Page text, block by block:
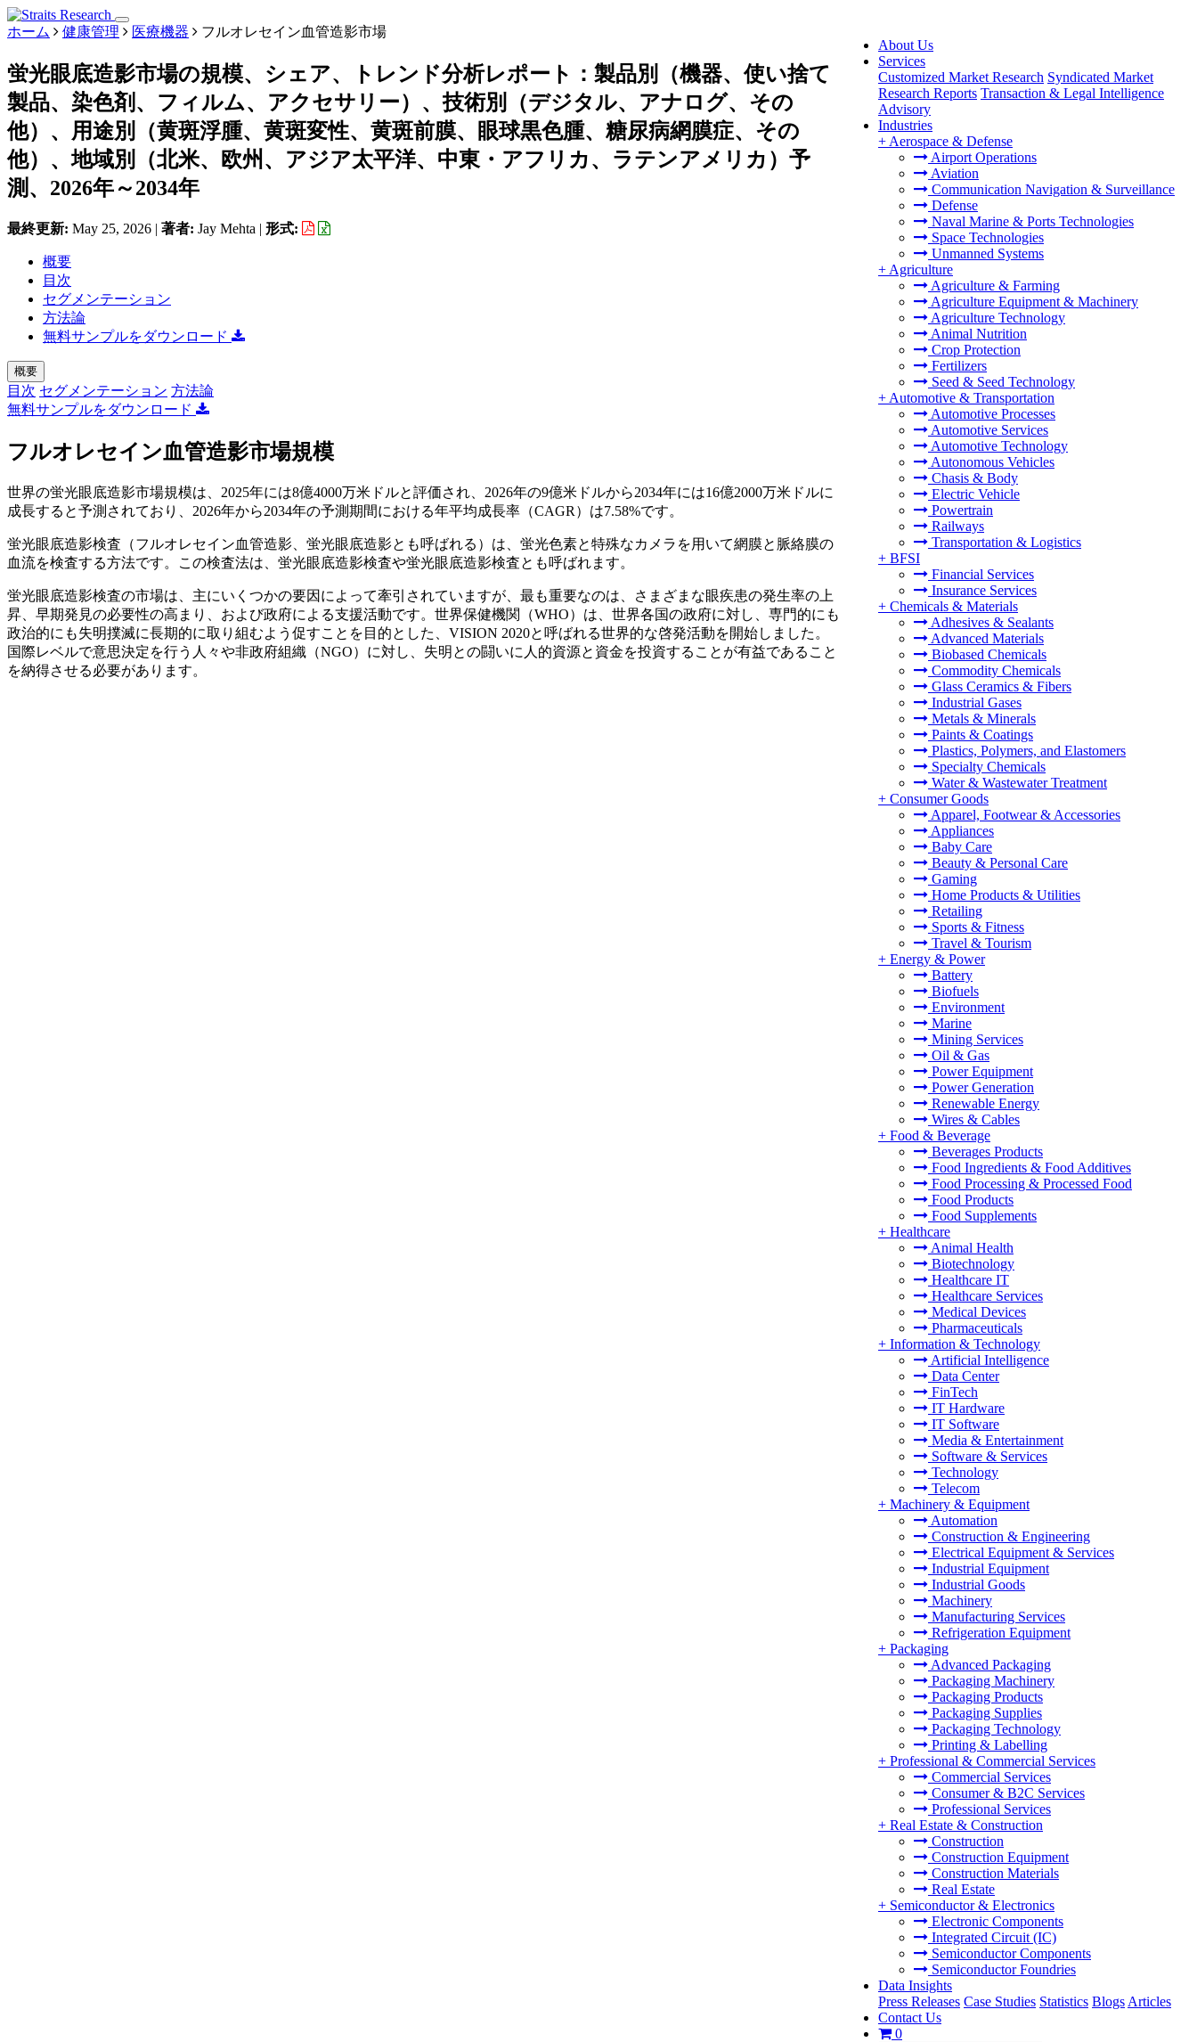
About Us
Services
Customized Market Research Syndicated Market
Research Reports Transaction & Legal Intelligence
Advisory
Industries
+ Aerospace & Defense
Airport Operations
Aviation
Communication Navigation & Surveillance
Defense
Naval Marine & Ports Technologies
Space Technologies
Unmanned Systems
+ Agriculture
Agriculture & Farming
Agriculture Equipment & Machinery
Agriculture Technology
Animal Nutrition
Crop Protection
Fertilizers
Seed & Seed Technology
+ Automotive & Transportation
Automotive Processes
Automotive Services
Automotive Technology
Autonomous Vehicles
Chasis & Body
Electric Vehicle
Powertrain
Railways
Transportation & Logistics
+ BFSI
Financial Services
Insurance Services
+ Chemicals & Materials
Adhesives & Sealants
Advanced Materials
Biobased Chemicals
Commodity Chemicals
Glass Ceramics & Fibers
Industrial Gases
Metals & Minerals
Paints & Coatings
Plastics, Polymers, and Elastomers
Specialty Chemicals
Water & Wastewater Treatment
+ Consumer Goods
Apparel, Footwear & Accessories
Appliances
Baby Care
Beauty & Personal Care
Gaming
Home Products & Utilities
Retailing
Sports & Fitness
Travel & Tourism
+ Energy & Power
Battery
Biofuels
Environment
Marine
Mining Services
Oil & Gas
Power Equipment
Power Generation
Renewable Energy
Wires & Cables
+ Food & Beverage
Beverages Products
Food Ingredients & Food Additives
Food Processing & Processed Food
Food Products
Food Supplements
+ Healthcare
Animal Health
Biotechnology
Healthcare IT
Healthcare Services
Medical Devices
Pharmaceuticals
+ Information & Technology
Artificial Intelligence
Data Center
FinTech
IT Hardware
IT Software
Media & Entertainment
Software & Services
Technology
Telecom
+ Machinery & Equipment
Automation
Construction & Engineering
Electrical Equipment & Services
Industrial Equipment
Industrial Goods
Machinery
Manufacturing Services
Refrigeration Equipment
+ Packaging
Advanced Packaging
Packaging Machinery
Packaging Products
Packaging Supplies
Packaging Technology
Printing & Labelling
+ Professional & Commercial Services
Commercial Services
Consumer & B2C Services
Professional Services
+ Real Estate & Construction
Construction
Construction Equipment
Construction Materials
Real Estate
+ Semiconductor & Electronics
Electronic Components
Integrated Circuit (IC)
Semiconductor Components
Semiconductor Foundries
Data Insights
Press Releases Case Studies Statistics Blogs Articles
Contact Us
0
ホーム 健康管理 医療機器 フルオレセイン血管造影市場
蛍光眼底造影市場の規模、シェア、トレンド分析レポート：製品別（機器、使い捨て
製品、染色剤、フィルム、アクセサリー）、技術別（デジタル、アナログ、その
他）、用途別（黄斑浮腫、黄斑変性、黄斑前膜、眼球黒色腫、糖尿病網膜症、その
他）、地域別（北米、欧州、アジア太平洋、中東・アフリカ、ラテンアメリカ）予
測、2026年～2034年
最終更新: May 25, 2026 | 著者: Jay Mehta | 形式:
概要
目次
セグメンテーション
方法論
無料サンプルをダウンロード
概要
目次 セグメンテーション 方法論
無料サンプルをダウンロード
フルオレセイン血管造影市場規模
世界の蛍光眼底造影市場規模は、2025年には8億4000万米ドルと評価され、2026年の9億米ドルから2034年には16億2000万米ドルに
成長すると予測されており、2026年から2034年の予測期間における年平均成長率（CAGR）は7.58%です。
蛍光眼底造影検査（フルオレセイン血管造影、蛍光眼底造影とも呼ばれる）は、蛍光色素と特殊なカメラを用いて網膜と脈絡膜の
血流を検査する方法です。この検査法は、蛍光眼底造影検査や蛍光眼底造影検査とも呼ばれます。
蛍光眼底造影検査の市場は、主にいくつかの要因によって牽引されていますが、最も重要なのは、さまざまな眼疾患の発生率の上
昇、早期発見の必要性の高まり、および政府による支援活動です。世界保健機関（WHO）は、世界各国の政府に対し、専門的にも
政治的にも失明撲滅に長期的に取り組むよう促すことを目的とした、VISION 2020と呼ばれる世界的な啓発活動を開始しました。
国際レベルで意思決定を行う人々や非政府組織（NGO）に対し、失明との闘いに人的資源と資金を投資することが有益であること
を納得させる必要があります。